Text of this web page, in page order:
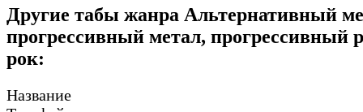
Другие табы жанра Альтернативный
прогрессивный метал, прогрессивный
рок:
Название